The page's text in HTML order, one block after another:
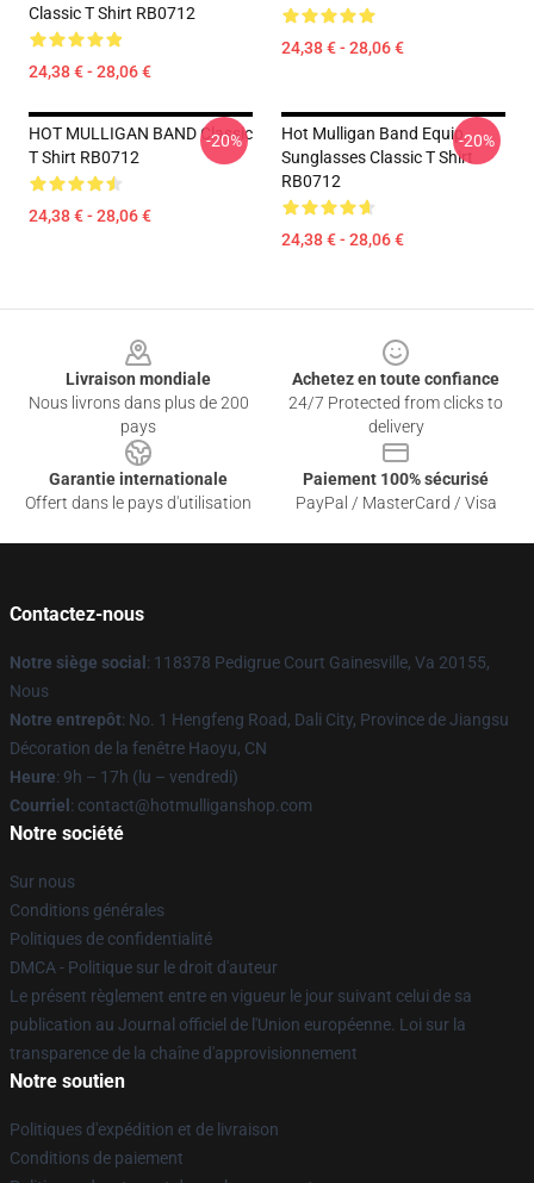
Classic T Shirt RB0712
24,38 € - 28,06 €
24,38 € - 28,06 €
HOT MULLIGAN BAND Classic
T Shirt RB0712
24,38 € - 28,06 €
-20%
Hot Mulligan Band Equip
Sunglasses Classic T Shirt
RB0712
24,38 € - 28,06 €
-20%
Livraison mondiale
Nous livrons dans plus de 200
pays
Achetez en toute confiance
24/7 Protected from clicks to
delivery
Garantie internationale
Offert dans le pays d'utilisation
Paiement 100% sécurisé
PayPal / MasterCard / Visa
Contactez-nous
Notre siège social : 118378 Pedigrue Court Gainesville, Va 20155,
Nous
Notre entrepôt: No. 1 Hengfeng Road, Dali City, Province de Jiangsu
Décoration de la fenêtre Haoyu, CN
Heure: 9h – 17h (lu – vendredi)
Courriel : contact@hotmulliganshop.com
Notre société
Sur nous
Conditions générales
Politiques de confidentialité
DMCA - Politique sur le droit d'auteur
Le présent règlement entre en vigueur le jour suivant celui de sa
publication au Journal officiel de l'Union européenne. Loi sur la
transparence de la chaîne d'approvisionnement
Notre soutien
Politiques d'expédition et de livraison
Conditions de paiement